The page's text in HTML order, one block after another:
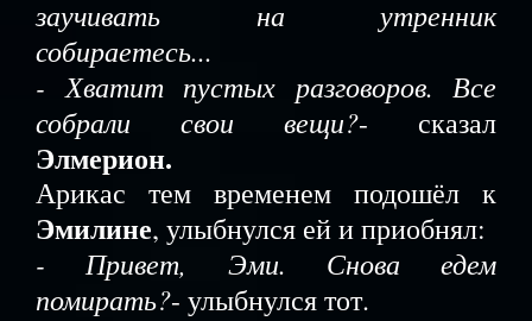
заучивать на утренник
собираетесь...
- Хватит пустых разговоров. Все
собрали свои вещи?- сказал
Элмерион.
Арикас тем временем подошёл к
Эмилине, улыбнулся ей и приобнял:
- Привет, Эми. Снова едем
помирать?- улыбнулся тот.